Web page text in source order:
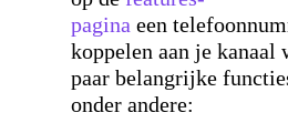
pagina een
koppelen aan je kanaal
paar belangrijke
onder andere: